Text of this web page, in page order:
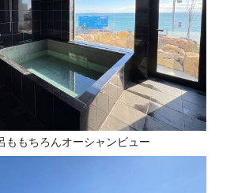
ももちろんオーシャンビュー